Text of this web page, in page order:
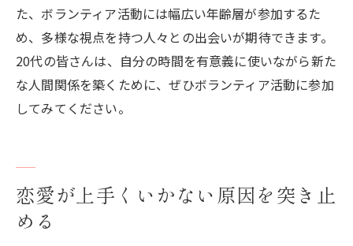
た、ボランティア活動には幅広い年齢層が参加するた
め、多様な視点を持つ人々との出会いが期待できます。
20代の皆さんは、自分の時間を有意義に使いながら新た
な人間関係を築くために、ぜひボランティア活動に参加
してみてください。
恋愛が上手くいかない原因を突き止
める